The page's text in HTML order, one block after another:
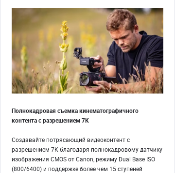
Полнокадровая съемка кинематографичного
контента с разрешением 7K
Создавайте потрясающий видеоконтент с
разрешением 7K благодаря полнокадровому датчику
изображения CMOS от Canon, режиму Dual Base ISO
(800/6400) и поддержке более чем 15 ступеней